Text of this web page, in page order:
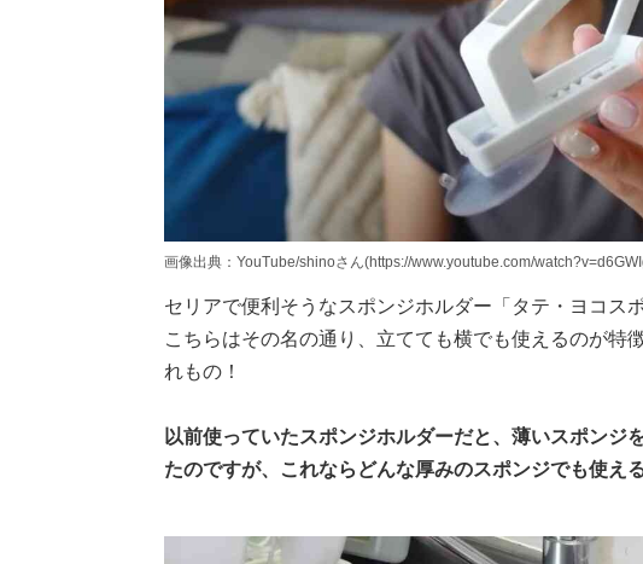
画像出典：YouTube/shinoさん(https://www.youtube.com/
セリアで便利そうなスポンジホルダー「タテ・ヨコス
こちらはその名の通り、立てても横でも使えるのが特
れもの！
以前使っていたスポンジホルダーだと、薄いスポンジ
たのですが、これならどんな厚みのスポンジでも使え